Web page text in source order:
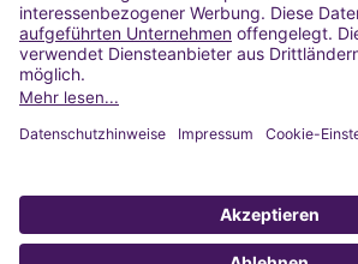
Widerrufsbelehrung
Copyright 2020 | Alle Rechte